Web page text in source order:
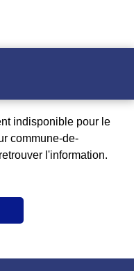
indisponible pour le
commune-de-
l'information.